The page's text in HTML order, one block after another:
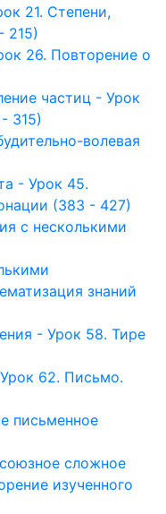
21. Степени,
215)
26. Повторение о
частиц - Урок
315)
волевая
- Урок 45.
(383 - 427)
с несколькими
знаний
- Урок 58. Тире
62. Письмо.
письменное
сложное
изученного